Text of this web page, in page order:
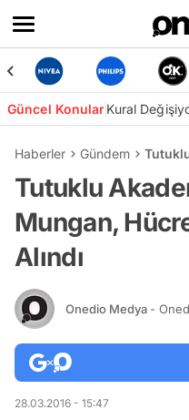
Güncel KonularKural
Haberler Gündem
Tutuklu
Mungan,
Alındı
Onedio Medya -
28.03.2016 - 15:47